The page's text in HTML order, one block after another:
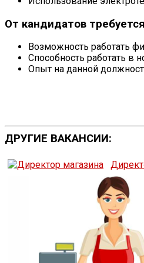
От кандидатов
Возможность работать
Способность работать
Опыт на данной
ДРУГИЕ ВАКАНСИИ: